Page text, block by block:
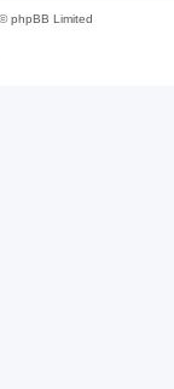
phpBB Limited